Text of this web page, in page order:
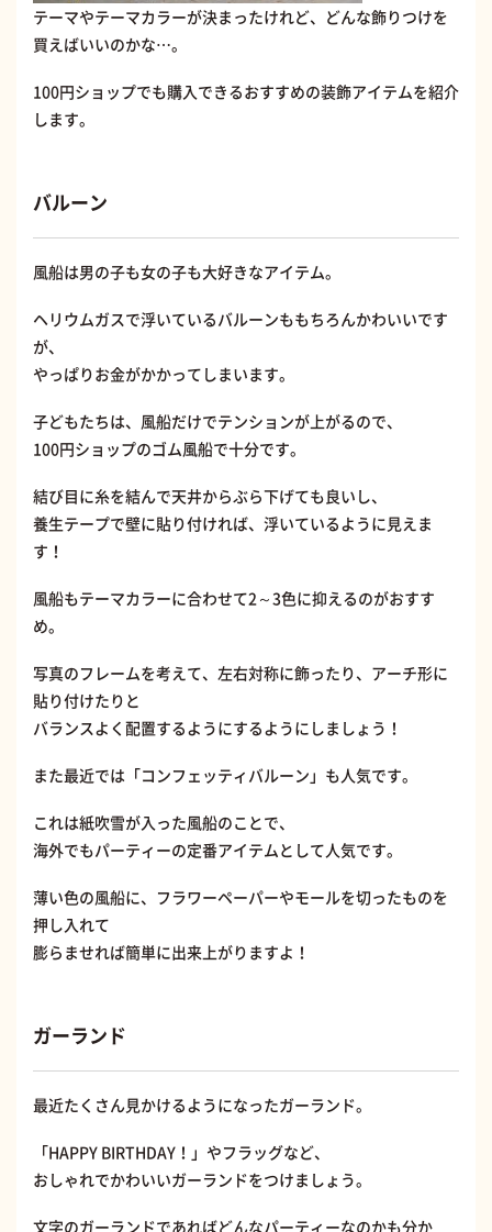
テーマやテーマカラーが決まったけれど、どんな飾りつけを
買えばいいのかな…。
100円ショップでも購入できるおすすめの装飾アイテムを紹介
します。
バルーン
風船は男の子も女の子も大好きなアイテム。
ヘリウムガスで浮いているバルーンももちろんかわいいです
が、
やっぱりお金がかかってしまいます。
子どもたちは、風船だけでテンションが上がるので、
100円ショップのゴム風船で十分です。
結び目に糸を結んで天井からぶら下げても良いし、
養生テープで壁に貼り付ければ、浮いているように見えま
す！
風船もテーマカラーに合わせて2～3色に抑えるのがおすす
め。
写真のフレームを考えて、左右対称に飾ったり、アーチ形に
貼り付けたりと
バランスよく配置するようにするようにしましょう！
また最近では「コンフェッティバルーン」も人気です。
これは紙吹雪が入った風船のことで、
海外でもパーティーの定番アイテムとして人気です。
薄い色の風船に、フラワーペーパーやモールを切ったものを
押し入れて
膨らませれば簡単に出来上がりますよ！
ガーランド
最近たくさん見かけるようになったガーランド。
「HAPPY BIRTHDAY！」やフラッグなど、
おしゃれでかわいいガーランドをつけましょう。
文字のガーランドであればどんなパーティーなのかも分か